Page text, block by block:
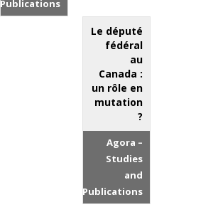
Publications
Le député
fédéral
au
Canada :
un rôle en
mutation
?
Agora –
Studies
and
Publications